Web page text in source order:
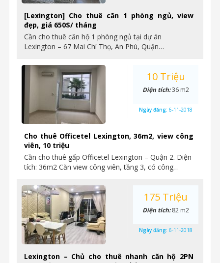
[Lexington] Cho thuê căn 1 phòng ngủ, view
đẹp, giá 650$/ tháng
Cần cho thuê căn hộ 1 phòng ngủ tại dự án
Lexington – 67 Mai Chí Thọ, An Phú, Quận…
Cho thuê Officetel Lexington, 36m2, view công
viên, 10 triệu
Cần cho thuê gấp Officetel Lexington – Quận 2. Diện
tích: 36m2 Căn view công viên, tầng 3, có công…
10 Triệu
Diện tích:36 m2
Ngày đăng: 6-11-2018
Lexington – Chủ cho thuê nhanh căn hộ 2PN
175 Triệu
Diện tích:82 m2
Ngày đăng: 6-11-2018